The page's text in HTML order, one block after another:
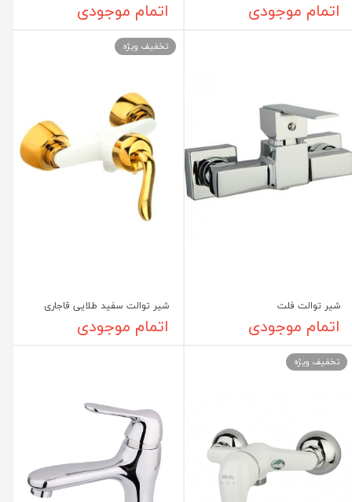
اتمام موجودی اتمام موجودی
شیر توالت فلت
اتمام موجودی
شیر توالت سفید طلایی قاجاری
اتمام موجودی
تخفیف ویژه
تخفیف ویژه